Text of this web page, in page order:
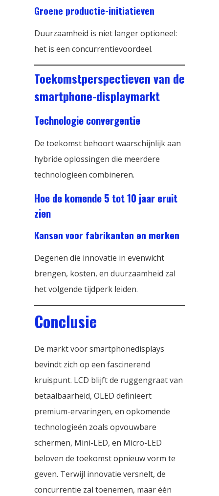
Groene productie-initiatieven
Duurzaamheid is niet langer optioneel:
het is een concurrentievoordeel.
Toekomstperspectieven van de
smartphone-displaymarkt
Technologie convergentie
De toekomst behoort waarschijnlijk aan
hybride oplossingen die meerdere
technologieën combineren.
Hoe de komende 5 tot 10 jaar eruit
zien
Kansen voor fabrikanten en merken
Degenen die innovatie in evenwicht
brengen, kosten, en duurzaamheid zal
het volgende tijdperk leiden.
Conclusie
De markt voor smartphonedisplays
bevindt zich op een fascinerend
kruispunt. LCD blijft de ruggengraat van
betaalbaarheid, OLED definieert
premium-ervaringen, en opkomende
technologieën zoals opvouwbare
schermen, Mini-LED, en Micro-LED
beloven de toekomst opnieuw vorm te
geven. Terwijl innovatie versnelt, de
concurrentie zal toenemen, maar één